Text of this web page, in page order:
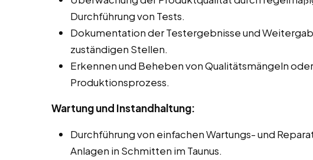
Durchführung von Tests.
Dokumentation der Testergebnisse und
zuständigen Stellen.
Erkennen und Beheben von Qualitätsmängeln
Produktionsprozess.
Wartung und Instandhaltung:
Durchführung von einfachen Wartungs- und
Anlagen in Schmitten im Taunus.